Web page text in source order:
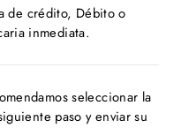
de crédito, Débito o
inmediata.
seleccionar la
paso y enviar su